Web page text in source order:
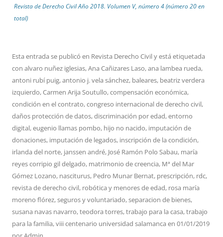
Revista de Derecho Civil Año 2018. Volumen V, número 4 (número 20 en
total)
Esta entrada se publicó en Revista Derecho Civily está etiquetada
con alvaro nuñez iglesias,Ana Cañizares Laso,ana lambea rueda,
antoni rubí puig,antonio j. vela sánchez, baleares, beatriz verdera
izquierdo,Carmen Arija Soutullo,compensación económica,
condición en el contrato,congreso internacional de derecho civil,
daños protección de datos,discriminación por edad,entorno
digital,eugenio llamas pombo, hijo no nacido, imputación de
donaciones, imputación de legados, inscripción de la condición,
irlanda del norte, janssen andré, José Ramón Polo Sabau, maría
reyes corripio gil delgado, matrimonio de creencia, Mª del Mar
Gómez Lozano, nasciturus, Pedro Munar Bernat, prescripción, rdc,
revista de derecho civil, robótica y menores de edad, rosa maría
moreno flórez,seguros y voluntariado,separacion de bienes,
susana navas navarro,teodora torres,trabajo para la casa,trabajo
para la familia,viii centenario universidad salamanca en 01/01/2019